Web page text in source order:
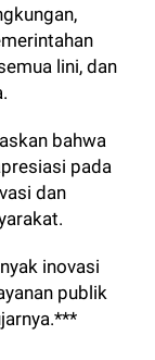
lini, dan
bahwa
pada
dan
inovasi
publik